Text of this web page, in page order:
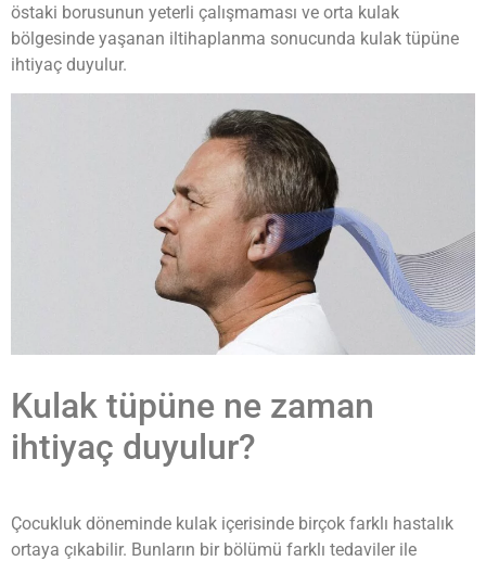
östaki borusunun yeterli çalışmaması ve orta kulak
bölgesinde yaşanan iltihaplanma sonucunda kulak tüpüne
ihtiyaç duyulur.
Kulak tüpüne ne zaman
ihtiyaç duyulur?
Çocukluk döneminde kulak içerisinde birçok farklı hastalık
ortaya çıkabilir. Bunların bir bölümü farklı tedaviler ile